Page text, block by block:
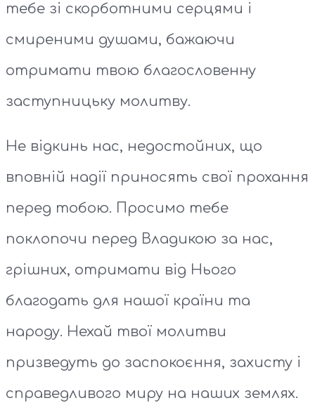
тебе зі скорботними серцями і
смиреними душами, бажаючи
отримати твою благословенну
заступницьку молитву.
Не відкинь нас, недостойних, що
вповній надії приносять свої прохання
перед тобою. Просимо тебе
поклопочи перед Владикою за нас,
грішних, отримати від Нього
благодать для нашої країни та
народу. Нехай твої молитви
призведуть до заспокоєння, захисту і
справедливого миру на наших землях.